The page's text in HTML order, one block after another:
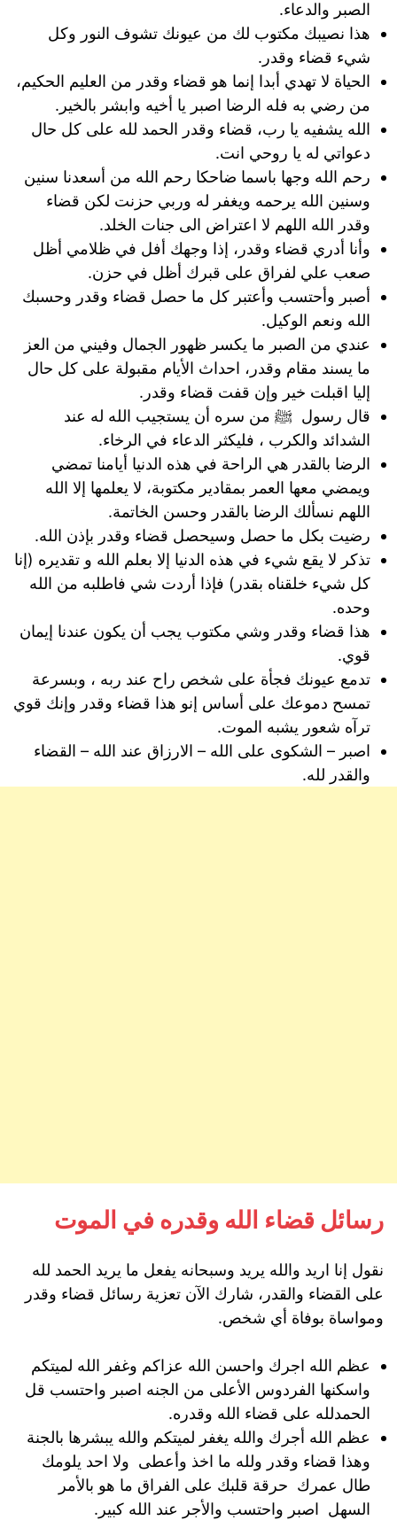
الصبر والدعاء.
هذا نصيبك مكتوب لك من عيونك تشوف النور وكل
شيء قضاء وقدر.
الحياة لا تهدي أبدا إنما هو قضاء وقدر من العليم الحكيم،
من رضي به فله الرضا اصبر يا أخيه وابشر بالخير.
الله يشفيه يا رب، قضاء وقدر الحمد لله على كل حال
دعواتي له يا روحي انت.
رحم الله وجها باسما ضاحكا رحم الله من أسعدنا سنين
وسنين الله يرحمه ويغفر له وربي حزنت لكن قضاء
وقدر الله اللهم لا اعتراض الى جنات الخلد.
وأنا أدري قضاء وقدر، إذا وجهك أفل في ظلامي أظل
صعب علي لفراق على قبرك أظل في حزن.
أصبر وأحتسب وأعتبر كل ما حصل قضاء وقدر وحسبك
الله ونعم الوكيل.
عندي من الصبر ما يكسر ظهور الجمال وفيني من العز
ما يسند مقام وقدر، احداث الأيام مقبولة على كل حال
إليا اقبلت خير وإن قفت قضاء وقدر.
قال رسول ﷺ من سره أن يستجيب الله له عند
الشدائد والكرب ، فليكثر الدعاء في الرخاء.
الرضا بالقدر هي الراحة في هذه الدنيا أيامنا تمضي
ويمضي معها العمر بمقادير مكتوبة، لا يعلمها إلا الله
اللهم نسألك الرضا بالقدر وحسن الخاتمة.
رضيت بكل ما حصل وسيحصل قضاء وقدر بإذن الله.
تذكر لا يقع شيء في هذه الدنيا إلا بعلم الله و تقديره (إنا
كل شيء خلقناه بقدر) فإذا أردت شي فاطلبه من الله
وحده.
هذا قضاء وقدر وشي مكتوب يجب أن يكون عندنا إيمان
قوي.
تدمع عيونك فجأة على شخص راح عند ربه ، وبسرعة
تمسح دموعك على أساس إنو هذا قضاء وقدر وإنك قوي
ترآه شعور يشبه الموت.
اصبر – الشكوى على الله – الارزاق عند الله – القضاء
والقدر لله.
رسائل قضاء الله وقدره في الموت
نقول إنا اريد والله يريد وسبحانه يفعل ما يريد الحمد لله
على القضاء والقدر، شارك الآن تعزية رسائل قضاء وقدر
ومواساة بوفاة أي شخص.
عظم الله اجرك واحسن الله عزاكم وغفر الله لميتكم
واسكنها الفردوس الأعلى من الجنه اصبر واحتسب قل
الحمدلله على قضاء الله وقدره.
عظم الله أجرك والله يغفر لميتكم والله يبشرها بالجنة
وهذا قضاء وقدر ولله ما اخذ وأعطى ولا احد يلومك
طال عمرك حرقة قلبك على الفراق ما هو بالأمر
السهل اصبر واحتسب والأجر عند الله كبير.